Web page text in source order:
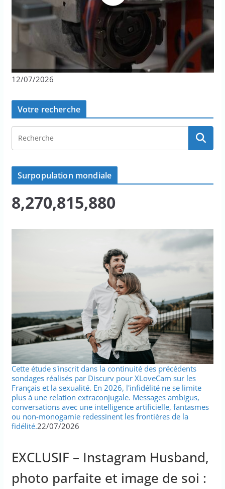
12/07/2026
Votre recherche
Surpopulation mondiale
8,270,815,880
Cette étude s'inscrit dans la continuité des précédents
sondages réalisés par Discurv pour XLoveCam sur les
Français et la sexualité. En 2026, l'infidélité ne se limite
plus à une relation extraconjugale. Messages ambigus,
conversations avec une intelligence artificielle, fantasmes
ou non-monogamie redessinent les frontières de la
fidélité.22/07/2026
EXCLUSIF – Instagram Husband,
photo parfaite et image de soi :